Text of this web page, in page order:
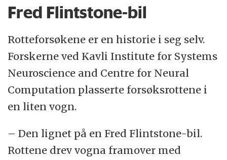
Fred Flintstone-bil
Rotteforsøkene er en historie i seg selv.
Forskerne ved Kavli Institute for Systems
Neuroscience and Centre for Neural
Computation plasserte forsøksrottene i
en liten vogn.
– Den lignet på en Fred Flintstone-bil.
Rottene drev vogna framover med